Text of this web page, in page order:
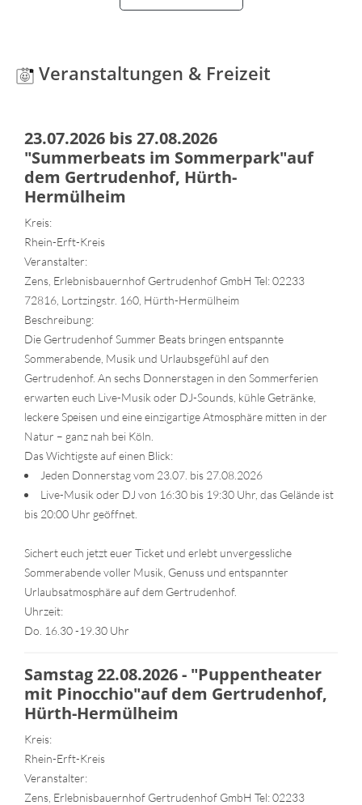
Veranstaltungen & Freizeit
23.07.2026 bis 27.08.2026
"Summerbeats im Sommerpark"auf
dem Gertrudenhof, Hürth-
Hermülheim
Kreis:
Rhein-Erft-Kreis
Veranstalter:
Zens, Erlebnisbauernhof Gertrudenhof GmbH Tel: 02233
72816, Lortzingstr. 160, Hürth-Hermülheim
Beschreibung:
Die Gertrudenhof Summer Beats bringen entspannte
Sommerabende, Musik und Urlaubsgefühl auf den
Gertrudenhof. An sechs Donnerstagen in den Sommerferien
erwarten euch Live-Musik oder DJ-Sounds, kühle Getränke,
leckere Speisen und eine einzigartige Atmosphäre mitten in der
Natur – ganz nah bei Köln.
Das Wichtigste auf einen Blick:
Jeden Donnerstag vom 23.07. bis 27.08.2026
Live-Musik oder DJ von 16:30 bis 19:30 Uhr, das Gelände ist
bis 20:00 Uhr geöffnet.
Sichert euch jetzt euer Ticket und erlebt unvergessliche
Sommerabende voller Musik, Genuss und entspannter
Urlaubsatmosphäre auf dem Gertrudenhof.
Uhrzeit:
Do. 16.30 -19.30 Uhr
Samstag 22.08.2026 - "Puppentheater
mit Pinocchio"auf dem Gertrudenhof,
Hürth-Hermülheim
Kreis:
Rhein-Erft-Kreis
Veranstalter:
Zens, Erlebnisbauernhof Gertrudenhof GmbH Tel: 02233